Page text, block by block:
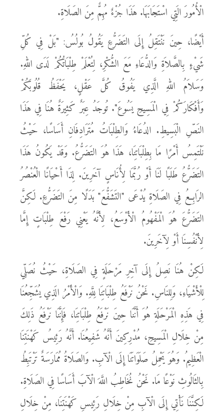
الْأُمُورَ الَتِي اسْتَجَابَهَا. هَذَا جُزْءٌ مُهِمٌّ مِنَ الصَلَاةِ.
أَيْضًا، حِينَ نَنْتَقِلُ إِلَى التَضَرُّعِ يَقُولُ بُولُسُ: "بَلْ فِي كُلِّ
شَيْءٍ بِالصَّلاَةِ وَالدُّعَاءِ مَعَ الشُّكْرِ، لِتُعْلَمْ طِلْبَاتُكُمْ لَدَى اللهِ.
وَسَلاَمُ اللهِ الَّذِي يَفُوقُ كُلَّ عَقْلٍ، يَحْفَظُ قُلُوبَكُمْ
وَأَفْكَارَكُمْ فِي الْمَسِيحِ يَسُوعَ". تُوجَدُ عِبَرٌ كَثِيرَةٌ هُنَا فِي هَذَا
النَصِّ الْبَسِيطِ. الدُعَاءُ وَالطِلْبَاتُ مُتَرَادِفَانِ أَسَاسًا، حَيْثُ
نَلْتَمِسُ أَمْرًا مَا بِطِلْبَاتِنَا، هَذَا هُوَ التَضَرُّعُ. وَقَدْ يَكُونُ هَذَا
التَضَرُّعُ طَلَبًا لَنَا أَوْ رُبَّمَا لِأُنَاسٍ آخَرِينَ. لِذَا أَحْيَانًا الْعُنْصُرُ
الرَابِعُ فِي الصَلَاةِ يُدْعَى "التَشَفُّعَ" بَدَلًا مِنَ التَضَرُّعِ. لَكِنَّ
التَضَرُّعَ هُوَ الْمَفْهُومُ الْأَوْسَعُ، لِأَنَّهُ يَعْنِي رَفْعَ طِلْبَاتٍ إِمَّا
لِأَنْفُسِنَا أَوْ لِآخَرِينَ.
لَكِنْ هُنَا نَصِلُ إِلَى آخِرِ مَرْحَلَةٍ فِي الصَلَاةِ، حَيْثُ نُصَلِّي
لِلْأَشْيَاءِ، وَلِلنَاسِ. نَحْنُ نَرْفَعُ طِلْبَاتِنَا لِلَّهِ. وَالْأَمْرُ الَذِي يُشَجِّعُنَا
فِي هَذِهِ الْمَرْحَلَةِ هُوَ أَنَّنَا حِينَ نَرْفَعُ طِلْبَاتِنَا، فَإِنَّنَا نَرْفَعُ ذَلِكَ
مِنْ خِلَالِ الْمَسِيحِ، مُدْرِكِينَ أَنَّهُ شَفِيعُنَا. أَنَّهُ رَئِيسُ كَهْنَتِنَا
الْعَظِيمُ. وَهُوَ يَحْمِلُ صَلَوَاتَنَا إِلَى الْآبِ. وَالصَلَاةُ مُمَارَسَةٌ تَرْتَبِطُ
بِالثَالُوثِ نَوْعًا مَا. نَحْنُ نُخَاطِبُ اللَّهَ الْآبَ أَسَاسًا فِي الصَلَاةِ.
لَكِنَّنَا نَأْتِي إِلَى الْآبِ مِنْ خِلَالِ رَئِيسِ كَهْنَتِنَا، مِنْ خِلَالِ